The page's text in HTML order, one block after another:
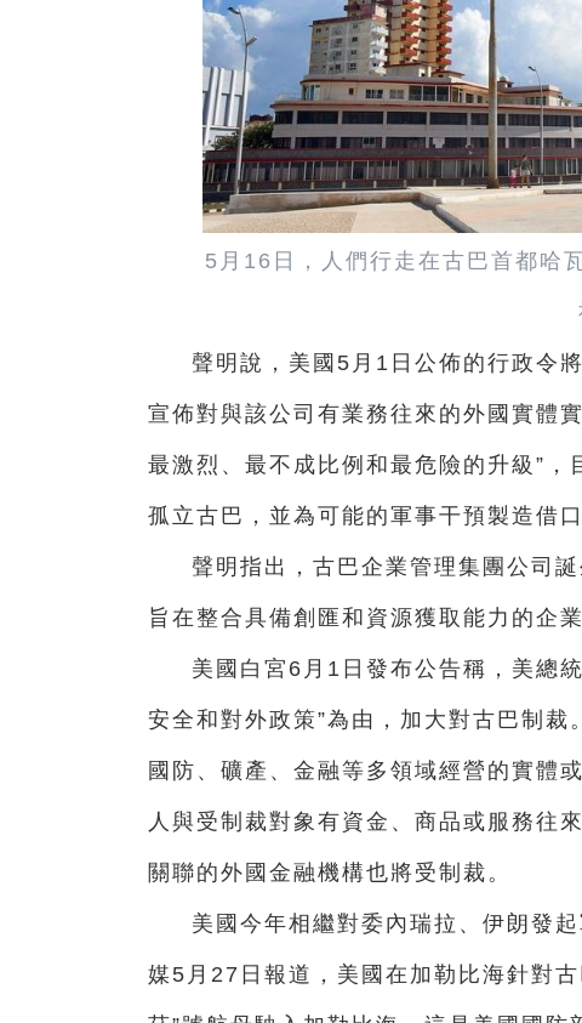
5月16日，人們行走在古巴首都哈
聲明說，美國5月1日公佈的行政令
宣佈對與該公司有業務往來的外國實體
最激烈、最不成比例和最危險的升級”
孤立古巴，並為可能的軍事干預製造借口
聲明指出，古巴企業管理集團公司
旨在整合具備創匯和資源獲取能力的企
美國白宮6月1日發布公告稱，美總
安全和對外政策”為由，加大對古巴制裁
國防、礦產、金融等多領域經營的實體
人與受制裁對象有資金、商品或服務往
關聯的外國金融機構也將受制裁。
美國今年相繼對委內瑞拉、伊朗發
媒5月27日報道，美國在加勒比海針對